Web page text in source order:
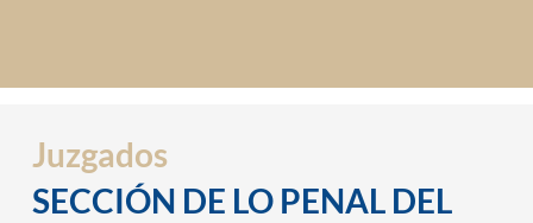
Juzgados
SECCIÓN DE LO PENAL DEL